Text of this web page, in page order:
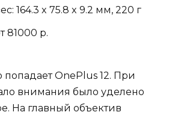
164.3 x 75.8 x 9.2 мм, 220 г
81000 р.
попадает OnePlus 12. При
внимания было уделено
На главный объектив